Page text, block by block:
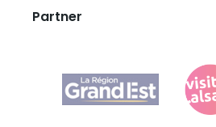
Agence Régionale du
Bureau de Colmar
Partner